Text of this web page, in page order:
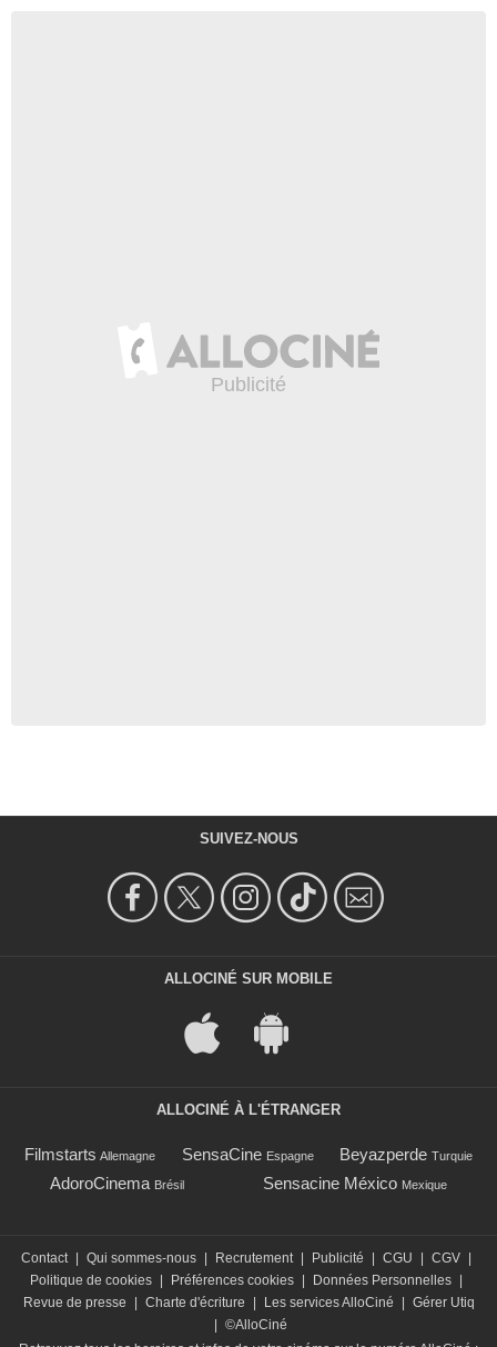
SUIVEZ-NOUS
ALLOCINÉ SUR MOBILE
ALLOCINÉ À L'ÉTRANGER
Filmstarts Allemagne SensaCine Espagne Beyazperde Turquie
AdoroCinema Brésil Sensacine México Mexique
Contact | Qui sommes-nous | Recrutement | Publicité | CGU | CGV |
Politique de cookies | Préférences cookies | Données Personnelles |
Revue de presse
| Charte d'écriture | Les services AlloCiné | Gérer Utiq
| ©AlloCiné